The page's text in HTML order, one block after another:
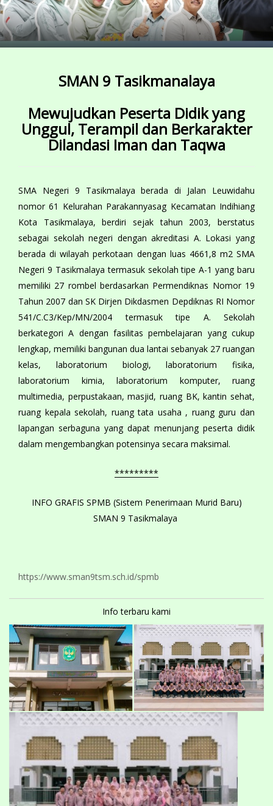
SMAN 9 Tasikmanalaya
Mewujudkan Peserta Didik yang
Unggul, Terampil dan Berkarakter
Dilandasi Iman dan Taqwa
SMA Negeri 9 Tasikmalaya berada di Jalan Leuwidahu
nomor 61 Kelurahan Parakannyasag Kecamatan Indihiang
Kota Tasikmalaya, berdiri sejak tahun 2003, berstatus
sebagai sekolah negeri dengan akreditasi A. Lokasi yang
berada di wilayah perkotaan dengan luas 4661,8 m2 SMA
Negeri 9 Tasikmalaya termasuk sekolah tipe A-1 yang baru
memiliki 27 rombel berdasarkan Permendiknas Nomor 19
Tahun 2007 dan SK Dirjen Dikdasmen Depdiknas RI Nomor
541/C.C3/Kep/MN/2004 termasuk tipe A. Sekolah
berkategori A dengan fasilitas pembelajaran yang cukup
lengkap, memiliki bangunan dua lantai sebanyak 27 ruangan
kelas, laboratorium biologi, laboratorium fisika,
laboratorium kimia, laboratorium komputer, ruang
multimedia, perpustakaan, masjid, ruang BK, kantin sehat,
ruang kepala sekolah, ruang tata usaha , ruang guru dan
lapangan serbaguna yang dapat menunjang peserta didik
dalam mengembangkan potensinya secara maksimal.
*********
INFO GRAFIS SPMB (Sistem Penerimaan Murid Baru)
SMAN 9 Tasikmalaya
https://www.sman9tsm.sch.id/spmb
Info terbaru kami